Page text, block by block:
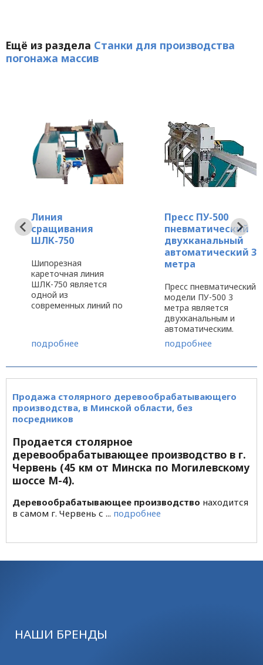
Ещё из раздела Станки для производства
погонажа массив
Линия
сращивания
ШЛК-750
Шипорезная
кареточная линия
ШЛК-750 является
одной из
современных линий по
представляет собой
серединное или
необходимое при
сборке мебели,
дерева в мебельном,
...
подробнее
Пресс ПУ-500
пневматический
двухканальный
автоматический 3
метра
Пресс пневматический
модели ПУ-500 3
метра является
двухканальным и
автоматическим.
Длина прессования
заготовки, как видно
составляет 3 метра.
Под усилием
прессования до 3,6
тонн происходит
склеивание бруса
подробнее
Продажа столярного деревообрабатывающего
производства, в Минской области, без
посредников
Продается столярное
деревообрабатывающее производство в г.
Червень (45 км от Минска по Могилевскому
шоссе М-4).
Деревообрабатывающее производство находится
в самом г. Червень с ... подробнее
НАШИ БРЕНДЫ